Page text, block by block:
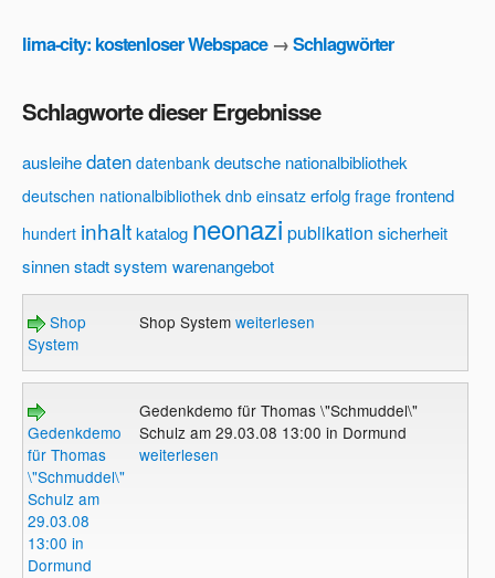
lima-city: kostenloser Webspace→Schlagwörter
Schlagworte dieser Ergebnisse
ausleihedaten datenbank deutsche nationalbibliothek
deutschen nationalbibliothek dnb einsatz erfolg frage frontend
hundert inhaltkatalog neonazi publikation sicherheit
sinnenstadtsystem warenangebot
Shop
System
Shop System weiterlesen
Gedenkdemo
für Thomas
\"Schmuddel\"
Schulz am
29.03.08
13:00 in
Dormund
Gedenkdemo für Thomas \"Schmuddel\"
Schulz am 29.03.08 13:00 in Dormund
weiterlesen